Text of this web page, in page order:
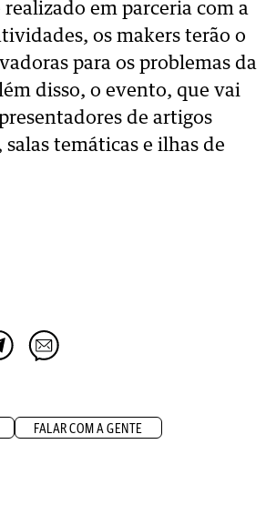
em parceria com a
os makers terão o
para os problemas da
disso, o evento, que vai
de artigos
temáticas e ilhas de
FALAR COM A GENTE